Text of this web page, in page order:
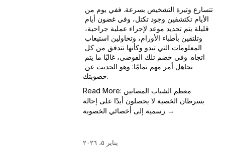
خصوبتك.
Read More: معظم الشباب المصابين
بسرطان الخصية لا يحصلون أبدًا على إحالة
رسمية إلى أخصائي الخصوبة →
يناير ٥، ٢٠٢٦